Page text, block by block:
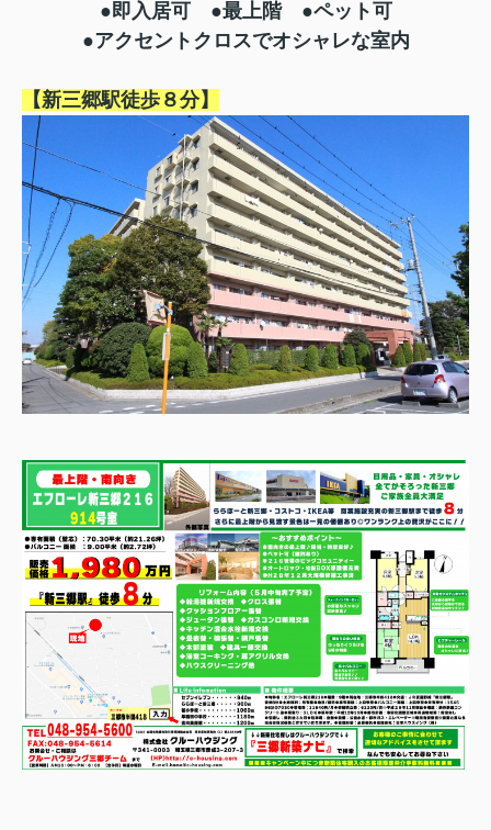
●即入居可 ●最上階 ●ペット可
●アクセントクロスでオシャレな室内
【新三郷駅徒歩８分】